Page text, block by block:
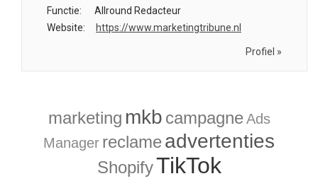
Functie:
Allround Redacteur
Website:
https://www.marketingtribune.nl
Profiel »
marketing mkb campagne Ads
Manager reclameadvertenties
ShopifyTikTok